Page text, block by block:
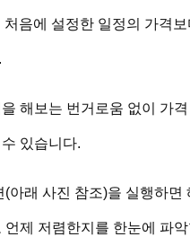
음에 설정한 일정의 가격
해보는 번거로움 없이 가
있습니다.
아래 사진 참조)을 실행하면
제 저렴한지를 한눈에 파